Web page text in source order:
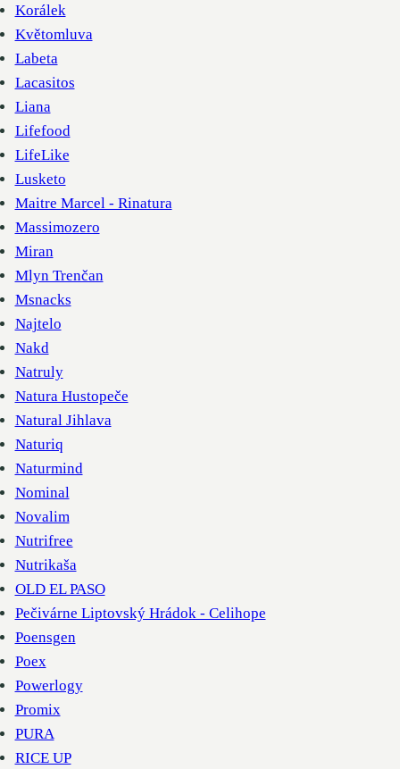
Korálek
Květomluva
Labeta
Lacasitos
Liana
Lifefood
LifeLike
Lusketo
Maitre Marcel - Rinatura
Massimozero
Miran
Mlyn Trenčan
Msnacks
Najtelo
Nakd
Natruly
Natura Hustopeče
Natural Jihlava
Naturiq
Naturmind
Nominal
Novalim
Nutrifree
Nutrikaša
OLD EL PASO
Pečivárne Liptovský Hrádok - Celihope
Poensgen
Poex
Powerlogy
Promix
PURA
RICE UP